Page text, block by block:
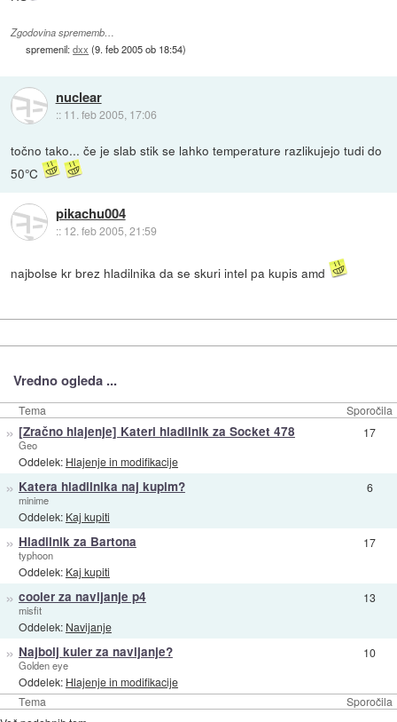
Zgodovina sprememb…
spremenil:dxx (9. feb 2005 ob 18:54)
nuclear
:: 11. feb 2005, 17:06
točno tako... če je slab stik se lahko temperature razlikujejo tudi do
50°C
pikachu004
:: 12. feb 2005, 21:59
najbolse kr brez hladilnika da se skuri intel pa kupis amd
Vredno ogleda ...
Tema Sporočila
Tema Sporočila
» [Zračno hlajenje] Kateri hladilnik za Socket 478
Geo
Oddelek: Hlajenje in modifikacije
17
» Katera hladilnika naj kupim?
minime
Oddelek: Kaj kupiti
6
» Hladilnik za Bartona
typhoon
Oddelek: Kaj kupiti
17
» cooler za navijanje p4
misfit
Oddelek: Navijanje
13
» Najbolj kuler za navijanje?
Golden eye
Oddelek: Hlajenje in modifikacije
10